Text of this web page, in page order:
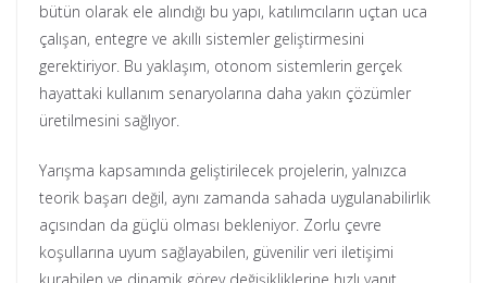
bütün olarak ele alındığı bu yapı, katılımcıların uçtan uca
çalışan, entegre ve akıllı sistemler geliştirmesini
gerektiriyor. Bu yaklaşım, otonom sistemlerin gerçek
hayattaki kullanım senaryolarına daha yakın çözümler
üretilmesini sağlıyor.
Yarışma kapsamında geliştirilecek projelerin, yalnızca
teorik başarı değil, aynı zamanda sahada uygulanabilirlik
açısından da güçlü olması bekleniyor. Zorlu çevre
koşullarına uyum sağlayabilen, güvenilir veri iletişimi